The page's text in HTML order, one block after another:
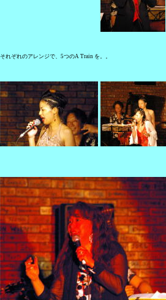
それぞれのアレンジで、5つのA Train を。。